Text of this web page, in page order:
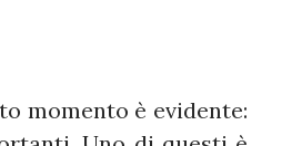
momento è evidente: